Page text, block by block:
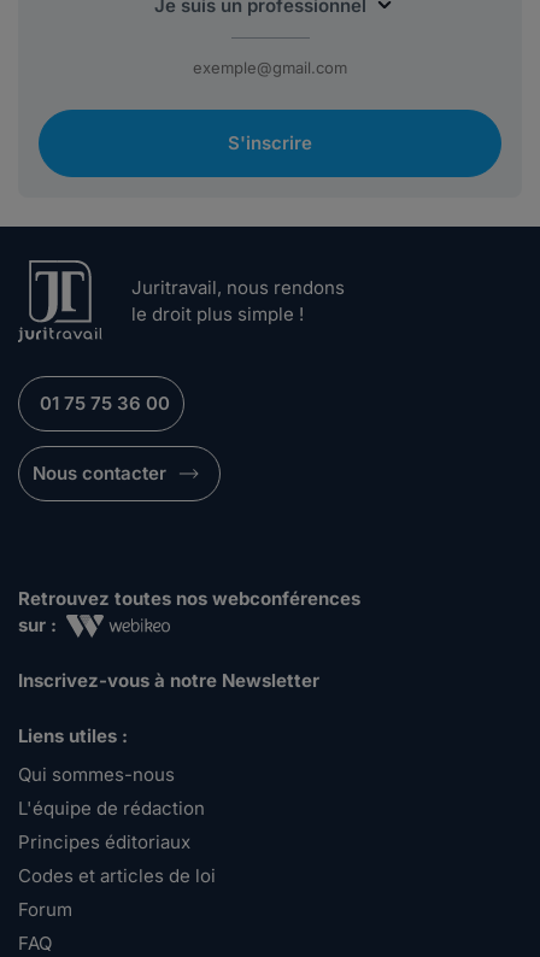
S'inscrire
Juritravail, nous rendons
le droit plus simple !
01 75 75 36 00
Nous contacter
Retrouvez toutes nos webconférences
sur :
Inscrivez-vous à notre Newsletter
Liens utiles :
Qui sommes-nous
L'équipe de rédaction
Principes éditoriaux
Codes et articles de loi
Forum
FAQ